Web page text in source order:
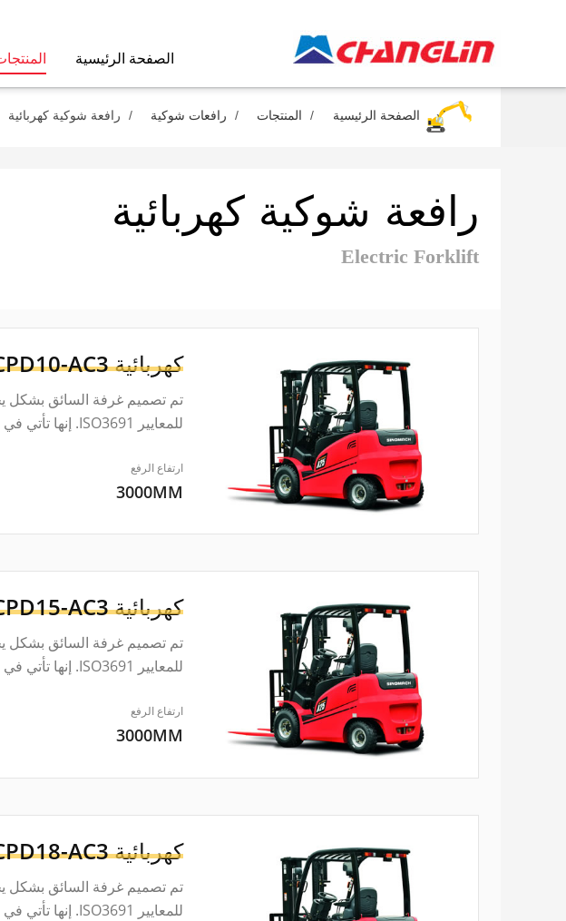
الصفحة الرئيسية
الصفحة الرئيسية المنتجات رافعات شوكية رافعة شوكية كهربائية
رافعة شوكية كهربائية
Electric Forklift
كهربائيةAC3
تم تصميم غرفة السائق بشكل
للمعايير ISO3691. إنها تأتي في لون ملائم.
ارتفاع الرفع
3000MM
كهربائيةAC3
تم تصميم غرفة السائق بشكل
للمعايير ISO3691. إنها تأتي في لون ملائم.
ارتفاع الرفع
3000MM
كهربائيةAC3
تم تصميم غرفة السائق بشكل
للمعايير ISO3691. إنها تأتي في لون ملائم.